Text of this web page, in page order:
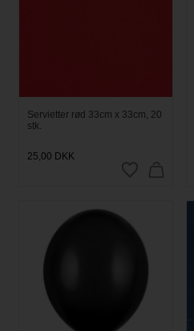
Servietter rød 33cm x 33cm, 20
stk.
25,00 DKK